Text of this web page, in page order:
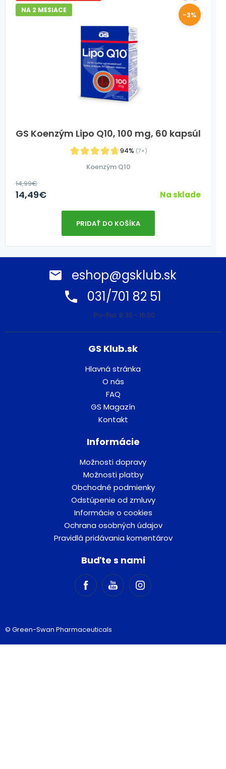
GS Koenzým Lipo Q10, 100 mg, 60 kapsúl
94% (7×)
NA 2 MESIACE
Koenzým Q10
-3%
14,99€
14,49€ Na sklade
PRIDAŤ DO KOŠÍKA
eshop@gsklub.sk
031/701 82 51
Po-Pia: 8:30 - 16:00
GS Klub.sk
Hlavná stránka
O nás
FAQ
GS Magazín
Kontakt
Informácie
Možnosti dopravy
Možnosti platby
Obchodné podmienky
Odstúpenie od zmluvy
Informácie o cookies
Ochrana osobných údajov
Pravidlá pridávania komentárov
Buďte s nami
© Green-Swan Pharmaceuticals